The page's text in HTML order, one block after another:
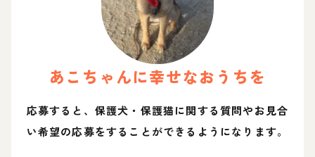
あこ ちゃんに幸せなおうちを
応募すると、保護犬・保護猫に関する質問やお見合
い希望の応募をすることができるようになります。